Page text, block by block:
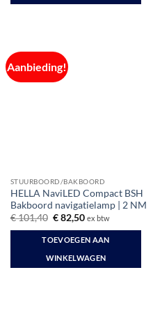
Aanbieding!
STUURBOORD/BAKBOORD
HELLA NaviLED Compact BSH
Bakboord navigatielamp | 2 NM
€101,40 Oorspronkelijke
was:
€ 101,40.
€82,50Huidige
is:
€ 82,50.
ex btw
TOEVOEGEN AAN
WINKELWAGEN